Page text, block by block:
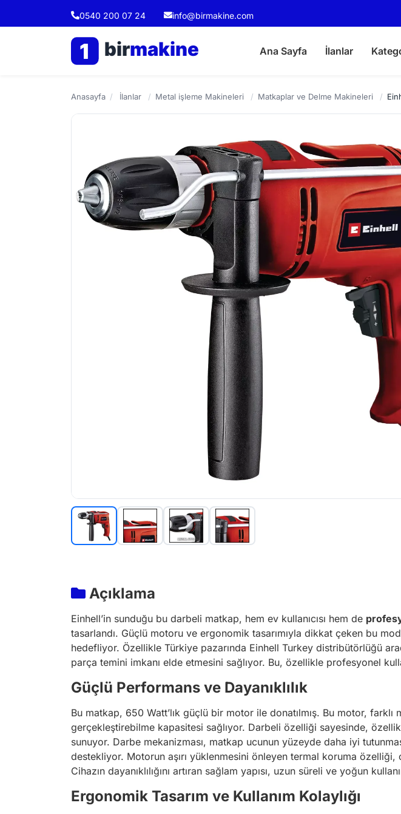
0540 200 07 24 info@birmakine.com
1 birmakine Ana Sayfa İlanlar
Anasayfa / İlanlar / Metal işleme Makineleri / Matkaplar ve Delme Makineleri /
Açıklama
Einhell’in sunduğu bu darbeli matkap, hem ev kullanıcısı hem de
tasarlandı. Güçlü motoru ve ergonomik tasarımıyla dikkat çeken bu
hedefliyor. Özellikle Türkiye pazarında Einhell Turkey distribütörlüğü
parça temini imkanı elde etmesini sağlıyor. Bu, özellikle profesyonel
Güçlü Performans ve Dayanıklılık
Bu matkap, 650 Watt’lık güçlü bir motor ile donatılmış. Bu motor,
gerçekleştirebilme kapasitesi sağlıyor. Darbeli özelliği sayesinde,
sunuyor. Darbe mekanizması, matkap ucunun yüzeyde daha iyi
destekliyor. Motorun aşırı yüklenmesini önleyen termal koruma özelliği,
Cihazın dayanıklılığını artıran sağlam yapısı, uzun süreli ve yoğun
Ergonomik Tasarım ve Kullanım Kolaylığı